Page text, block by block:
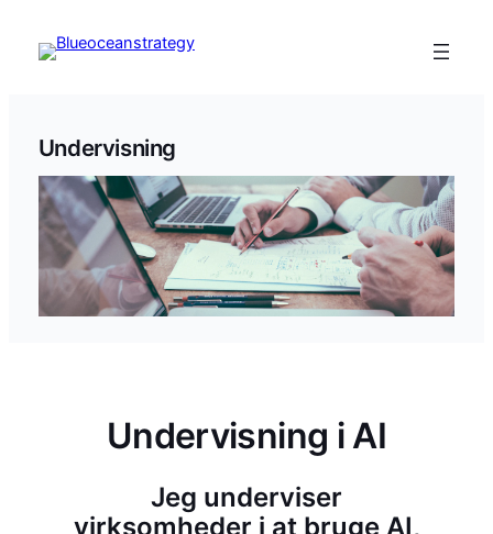
Undervisning
Undervisning i AI
Jeg underviser
virksomheder i at bruge AI,